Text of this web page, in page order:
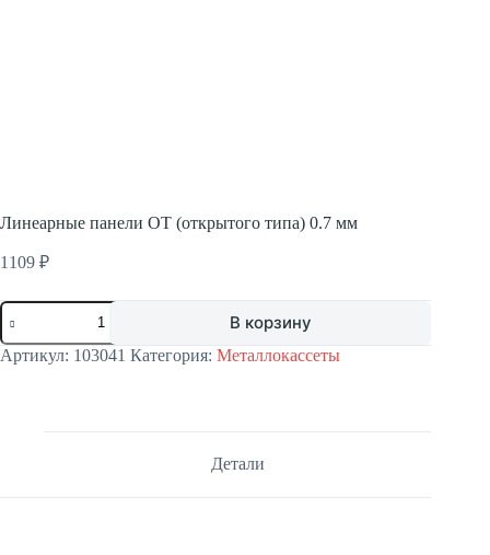
Линеарные панели OT (открытого типа) 0.7 мм
1109 ₽
Количество
товара
Линеарные
панели
В корзину
Артикул: 103041 Категория: Металлокассеты
Детали